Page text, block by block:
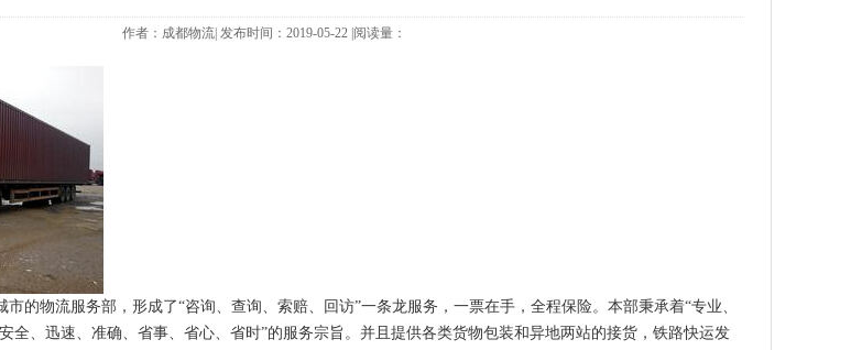
作者：成都物流| 发布时间：2019-05-22 |阅读量：
的物流服务部，形成了“咨询、查询、索赔、回访”一条龙服务，一票在手，全程保险。本部秉承着“专业、
全、迅速、准确、省事、省心、省时”的服务宗旨。并且提供各类货物包装和异地两站的接货，铁路快运发